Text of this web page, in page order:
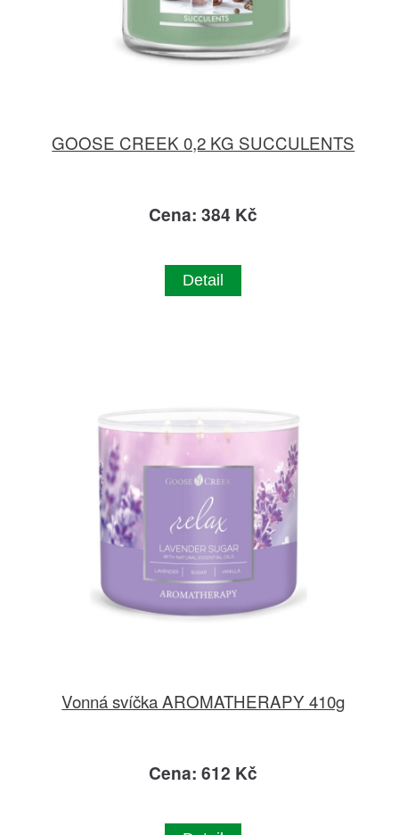
GOOSE CREEK 0,2 KG SUCCULENTS
Cena: 384 Kč
Detail
Vonná svíčka AROMATHERAPY 410g
Cena: 612 Kč